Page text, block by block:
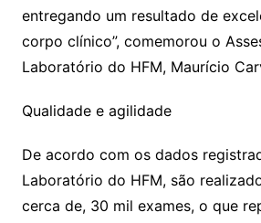
entregando um resultado de
corpo clínico”, comemorou o
Laboratório do HFM, Maurício
Qualidade e agilidade
De acordo com os dados
Laboratório do HFM, são
cerca de, 30 mil exames, o que